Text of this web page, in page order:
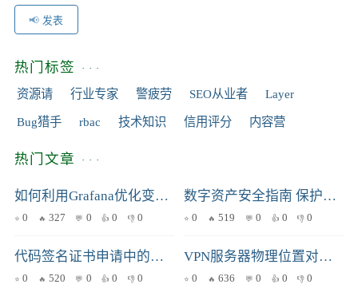
发表
热门标签
资源请 行业专家 警疲劳 SEO从业者 Layer
Bug猎手 rbac 技术知识 信用评分 内容营
热门文章
如何利用Grafana优化变更复查，提高仪表盘的加载效率？
0 327 0 0 0
数字资产安全指南 保护你的加密货币和数字资产
0 519 0 0 0
代码签名证书申请中的常见问题及解决方案
0 520 0 0 0
VPN服务器物理位置对安全性的影响：选择不同地理位置的服务器，安全性差异如何？
0 636 0 0 0